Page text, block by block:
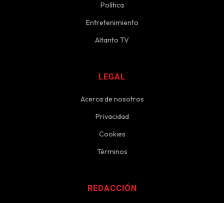
Política
Entretenimiento
Altanto TV
LEGAL
Acerca de nosotros
Privacidad
Cookies
Términos
REDACCIÓN